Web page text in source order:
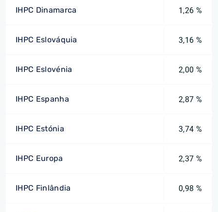
IHPC Dinamarca 1,26 %
IHPC Eslováquia 3,16 %
IHPC Eslovénia 2,00 %
IHPC Espanha 2,87 %
IHPC Estónia 3,74 %
IHPC Europa 2,37 %
IHPC Finlândia 0,98 %